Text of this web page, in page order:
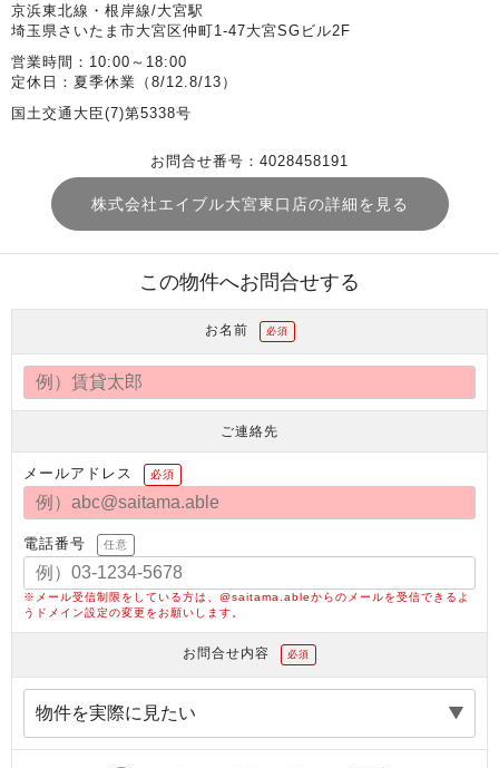
京浜東北線・根岸線/大宮駅
埼玉県さいたま市大宮区仲町1-47大宮SGビル2F
営業時間：10:00～18:00
定休日：夏季休業（8/12.8/13）
国土交通大臣(7)第5338号
お問合せ番号：4028458191
株式会社エイブル大宮東口店の詳細を見る
この物件へお問合せする
お名前 必須
ご連絡先
メールアドレス 必須
電話番号 任意
※メール受信制限をしている方は、@saitama.ableからのメールを受信できるよ
うドメイン設定の変更をお願いします。
お問合せ内容 必須